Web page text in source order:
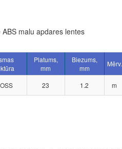
ABS malu apdares lentes
Platums,
mm
Biezums,
mm
Mērv.
23 1.2 m